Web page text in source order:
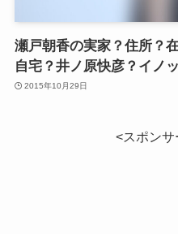
瀬戸朝香の実家？住所？
自宅？井ノ原快彦？イノ
2015年10月29日
<スポン